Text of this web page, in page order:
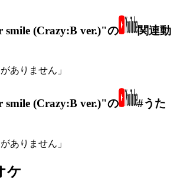
(Crazy:B ver.)"の
関連動
ありません」
(Crazy:B ver.)"の
#うた
ありません」
ケ